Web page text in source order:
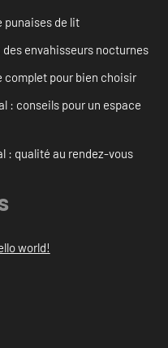
punaises de lit
envahisseurs nocturnes
complet pour bien choisir
: conseils pour un espace
: qualité au rendez-vous
world!